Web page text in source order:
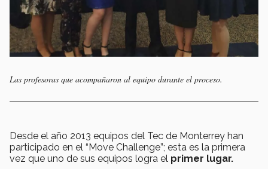
Las profesoras que acompañaron al equipo durante el proceso.
Desde el año 2013 equipos del Tec de Monterrey han
participado en el “Move Challenge”; esta es la primera
vez que uno de sus equipos logra el primer lugar.